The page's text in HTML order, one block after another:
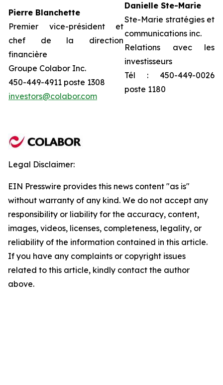
Pierre Blanchette
Premier vice-président et
chef de la direction
financière
Groupe Colabor Inc.
450-449-4911 poste 1308
investors@colabor.com
Danielle Ste-Marie
Ste-Marie stratégies et
communications inc.
Relations avec les
investisseurs
Tél : 450-449-0026
poste 1180
Legal Disclaimer:
EIN Presswire provides this news content "as is"
without warranty of any kind. We do not accept any
responsibility or liability for the accuracy, content,
images, videos, licenses, completeness, legality, or
reliability of the information contained in this article.
If you have any complaints or copyright issues
related to this article, kindly contact the author
above.